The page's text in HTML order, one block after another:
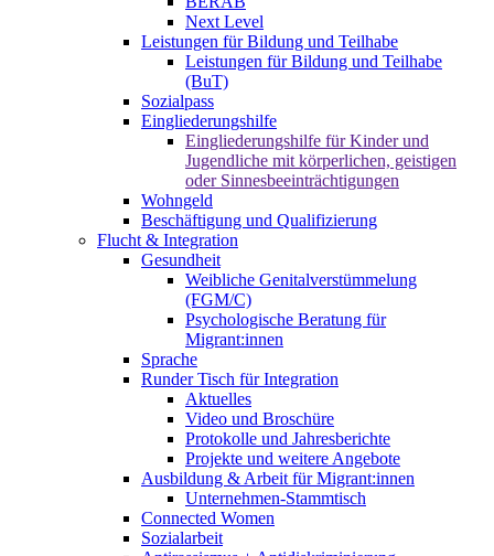
Next Level
Leistungen für Bildung und Teilhabe
Leistungen für Bildung und Teilhabe
(BuT)
Sozialpass
Eingliederungshilfe
Eingliederungshilfe für Kinder und
Jugendliche mit körperlichen, geistigen
oder Sinnesbeeinträchtigungen
Wohngeld
Beschäftigung und Qualifizierung
Flucht & Integration
Gesundheit
Weibliche Genitalverstümmelung
(FGM/C)
Psychologische Beratung für
Migrant:innen
Sprache
Runder Tisch für Integration
Aktuelles
Video und Broschüre
Protokolle und Jahresberichte
Projekte und weitere Angebote
Ausbildung & Arbeit für Migrant:innen
Unternehmen-Stammtisch
Connected Women
Sozialarbeit